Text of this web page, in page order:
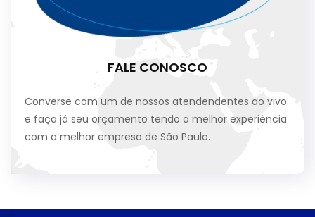
FALE CONOSCO
Converse com um de nossos atendendentes ao vivo
e faça já seu orçamento tendo a melhor experiência
com a melhor empresa de São Paulo.